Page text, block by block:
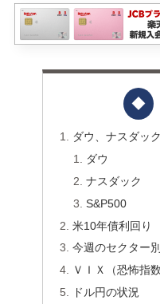
ダウ、ナスダッ
ダウ
ナスダック
S&P500
米10年債利回り
今週のセクター
ＶＩＸ（恐怖指数
ドル円の状況